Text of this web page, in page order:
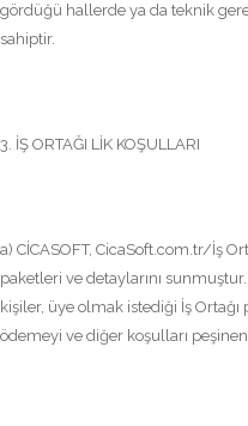
gördüğü hallerde ya da teknik
sahiptir.
3. İŞ ORTAĞI LİK KOŞULLARI
a) CİCASOFT, CicaSoft.com.tr/İş
paketleri ve detaylarını
kişiler, üye olmak istediği İş
ödemeyi ve diğer koşulları